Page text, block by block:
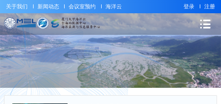
关于我们 新闻动态 会议室预约 海洋云 登录 注册